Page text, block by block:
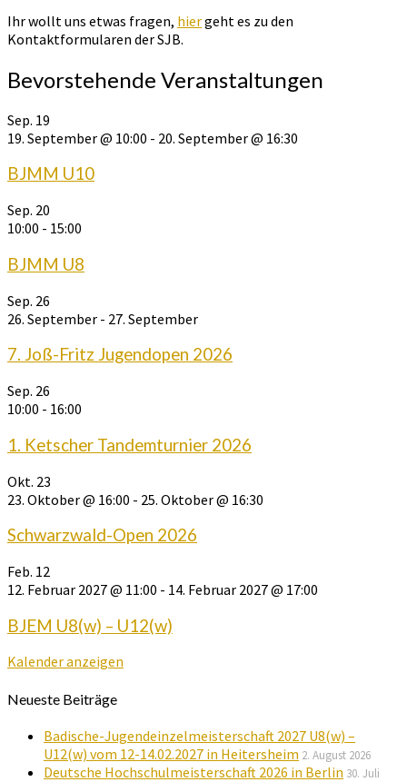
Ihr wollt uns etwas fragen, hiergeht es zu den
Kontaktformularen der SJB.
Bevorstehende Veranstaltungen
Sep. 19
19. September @ 10:00 - 20. September @ 16:30
BJMM U10
Sep. 20
10:00 - 15:00
BJMM U8
Sep. 26
26. September - 27. September
7. Joß-Fritz Jugendopen 2026
Sep. 26
10:00 - 16:00
1. Ketscher Tandemturnier 2026
Okt. 23
23. Oktober @ 16:00 - 25. Oktober @ 16:30
Schwarzwald-Open 2026
Feb. 12
12. Februar 2027 @ 11:00 - 14. Februar 2027 @ 17:00
BJEM U8(w) – U12(w)
Kalender anzeigen
Neueste Beiträge
Badische-Jugendeinzelmeisterschaft 2027 U8(w) –
U12(w) vom 12-14.02.2027 in Heitersheim 2. August 2026
Deutsche Hochschulmeisterschaft 2026 in Berlin 30. Juli